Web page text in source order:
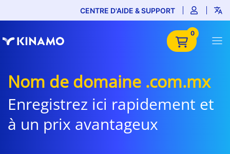
CENTRE D'AIDE & SUPPORT
0
Nom de domaine .com.mx
Enregistrez ici rapidement et
à un prix avantageux